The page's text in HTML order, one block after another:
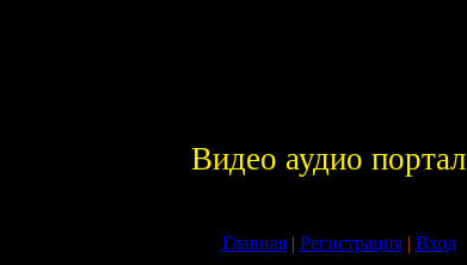
Видео аудио портал
Главная| Регистрация| Вход